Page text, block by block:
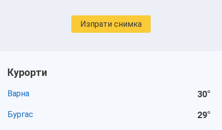
Изпрати снимка
Курорти
Варна 30°
Бургас 29°